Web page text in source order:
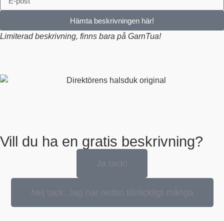
Hämta beskrivningen här!
Limiterad beskrivning, finns bara på GarnTua!
Vill du ha en gratis beskrivning?
Ja tack!
Nej tack, Jag har redan tillräckligt många